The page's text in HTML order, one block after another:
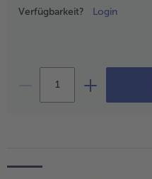
alle Süße Vielfalt
Confiserie &
alle Küchenhelfer
Preisangabe
Verfügbarkeit? Login